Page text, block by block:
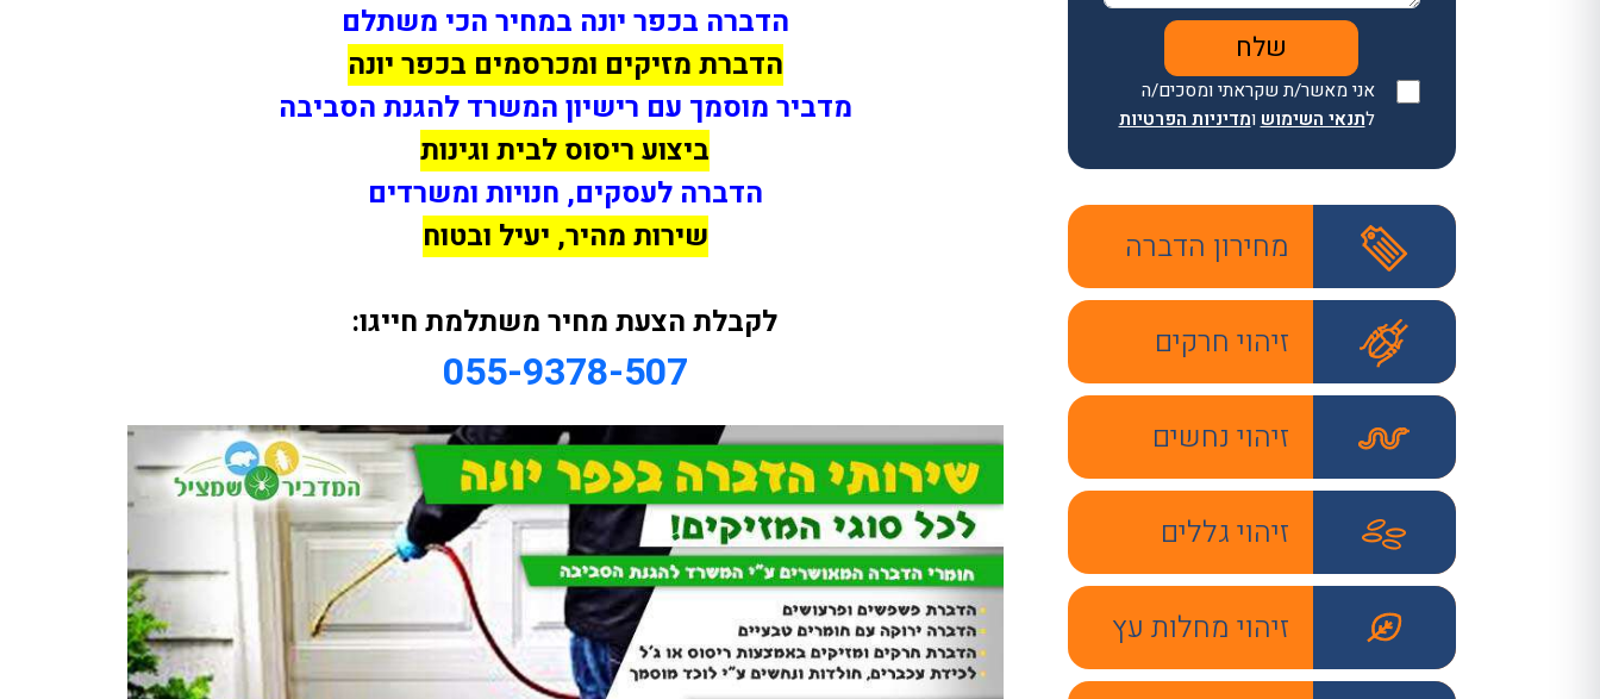
אני מאשר/ת שקראתי ומסכים/ה
לתנאי השימוש ומדיניות הפרטיות
מחירון הדברה
זיהוי חרקים
זיהוי נחשים
זיהוי גללים
זיהוי מחלות עץ
הדברה בכפר יונה במחיר הכי משתלם
הדברת מזיקים ומכרסמים בכפר יונה
מדביר מוסמך עם רישיון המשרד להגנת הסביבה
ביצוע ריסוס לבית וגינות
הדברה לעסקים, חנויות ומשרדים
שירות מהיר, יעיל ובטוח
לקבלת הצעת מחיר משתלמת חייגו:
055-9378-507